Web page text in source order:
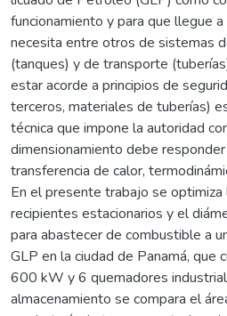
funcionamiento y para que llegue
necesita entre otros de sistemas
(tanques) y de transporte
estar acorde a principios de
terceros, materiales de tuberías)
técnica que impone la autoridad
dimensionamiento debe
transferencia de calor,
En el presente trabajo se optimiza
recipientes estacionarios y el
para abastecer de combustible a
GLP en la ciudad de Panamá, que
600 kW y 6 quemadores
almacenamiento se compara el